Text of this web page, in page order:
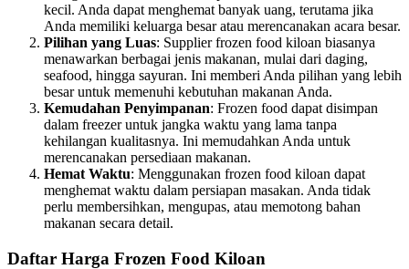
kecil. Anda dapat menghemat banyak uang, terutama jika
Anda memiliki keluarga besar atau merencanakan acara besar.
Pilihan yang Luas: Supplier frozen food kiloan biasanya
menawarkan berbagai jenis makanan, mulai dari daging,
seafood, hingga sayuran. Ini memberi Anda pilihan yang lebih
besar untuk memenuhi kebutuhan makanan Anda.
Kemudahan Penyimpanan: Frozen food dapat disimpan
dalam freezer untuk jangka waktu yang lama tanpa
kehilangan kualitasnya. Ini memudahkan Anda untuk
merencanakan persediaan makanan.
Hemat Waktu: Menggunakan frozen food kiloan dapat
menghemat waktu dalam persiapan masakan. Anda tidak
perlu membersihkan, mengupas, atau memotong bahan
makanan secara detail.
Daftar Harga Frozen Food Kiloan